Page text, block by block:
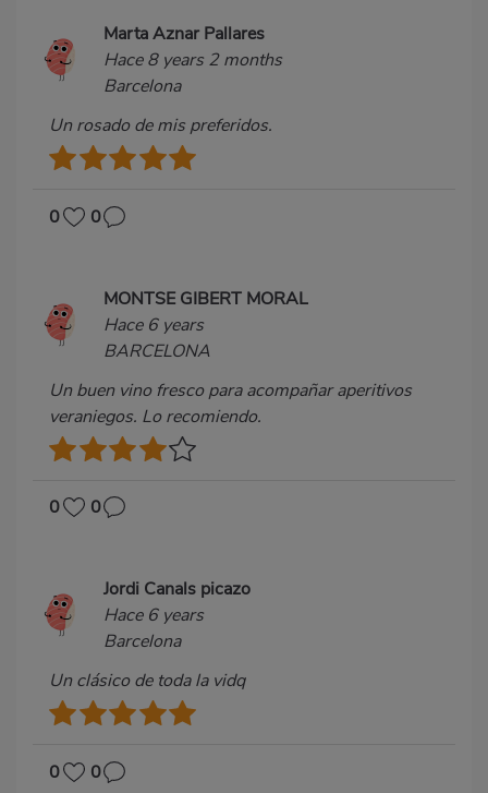
Marta Aznar Pallares
Hace 8 years 2 months
Barcelona
Un rosado de mis preferidos.
0 0
MONTSE GIBERT MORAL
Hace 6 years
BARCELONA
Un buen vino fresco para acompañar aperitivos
veraniegos. Lo recomiendo.
0 0
Jordi Canals picazo
Hace 6 years
Barcelona
Un clásico de toda la vidq
0 0